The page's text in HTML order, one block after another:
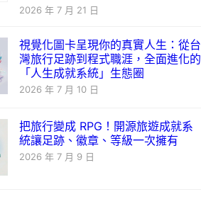
2026 年 7 月 21 日
視覺化圖卡呈現你的真實人生：從台
灣旅行足跡到程式職涯，全面進化的
「人生成就系統」生態圈
2026 年 7 月 10 日
把旅行變成 RPG！開源旅遊成就系
統讓足跡、徽章、等級一次擁有
2026 年 7 月 9 日